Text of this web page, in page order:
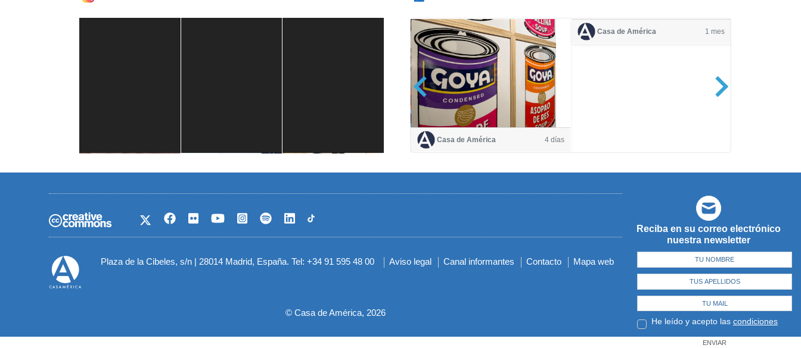
Casa de América 4 días
Casa de América 1 mes
Reciba en su correo electrónico
nuestra newsletter
He leído y acepto las condiciones
ENVIAR
Plaza de la Cibeles, s/n | 28014 Madrid, España. Tel: +34 91 595 48 00
Menú
pie
Aviso legal Canal informantes Contacto Mapa web
© Casa de América, 2026